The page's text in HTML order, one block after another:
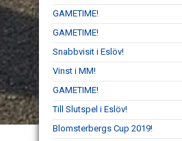
GAMETIME!
GAMETIME!
Snabbvisit i Eslöv!
Vinst i MM!
GAMETIME!
Till Slutspel i Eslöv!
Blomsterbergs Cup 2019!